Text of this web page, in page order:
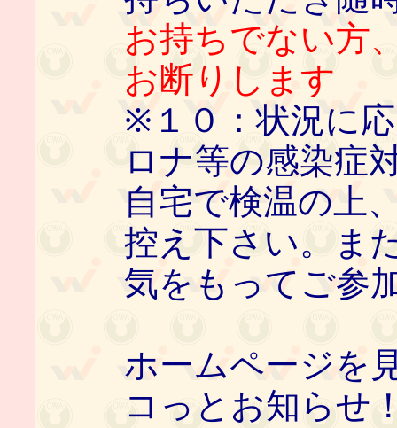
お持ちでない方
お断りします
※１０：状況に
ロナ等の感染症
自宅で検温の上
控え下さい。ま
気をもってご参
ホームページを
コっとお知らせ